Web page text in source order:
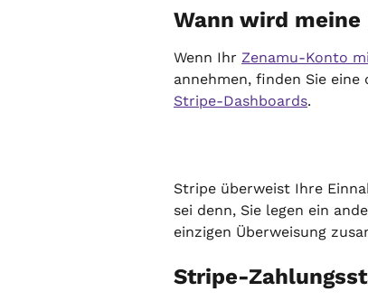
Wann wird
Wenn Ihr Zenamu-Konto
annehmen, finden Sie
Stripe-Dashboards.
Stripe überweist Ihre
sei denn, Sie legen ein
einzigen Überweisung
Stripe-